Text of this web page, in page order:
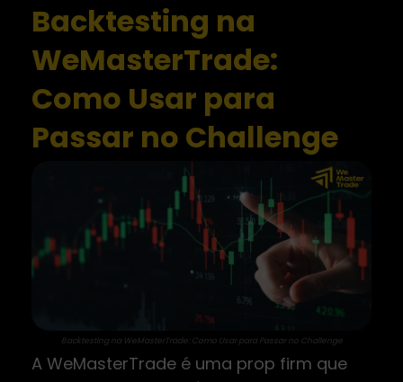
Backtesting na
WeMasterTrade:
Como Usar para
Passar no Challenge
Backtesting na WeMasterTrade: Como Usar para Passar no Challenge
A WeMasterTrade é uma prop firm que